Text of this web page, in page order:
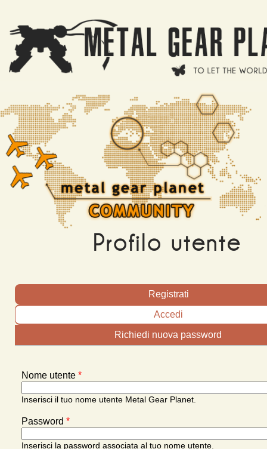
Profilo utente
Schede primarie
Registrati
Accedi
Richiedi nuova password
Nome utente *
Inserisci il tuo nome utente Metal Gear Planet.
Password *
Inserisci la password associata al tuo nome utente.